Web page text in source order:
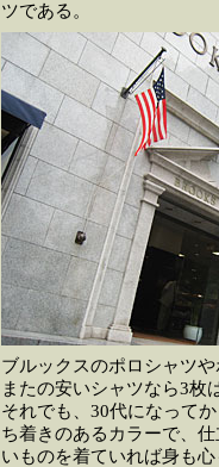
ツである。
ブルックスのポロシャツ
またの安いシャツなら3枚
それでも、30代になって
ち着きのあるカラーで、
いものを着ていれば身も